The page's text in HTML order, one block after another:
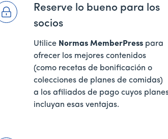
Reserve lo bueno para los
socios
Utilice Normas MemberPress para
ofrecer los mejores contenidos
(como recetas de bonificación o
colecciones de planes de comidas)
a los afiliados de pago cuyos
incluyan esas ventajas.